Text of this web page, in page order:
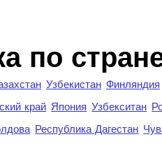
по
Узбекистан Финляндия
край Япония Узбекситан
Республика Дагестан